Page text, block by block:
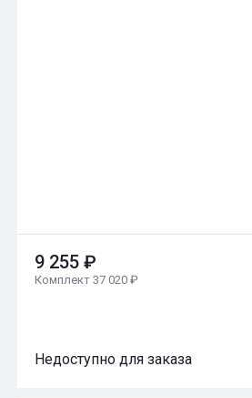
9 255 ₽
Комплект 37 020 ₽
Недоступно для заказа